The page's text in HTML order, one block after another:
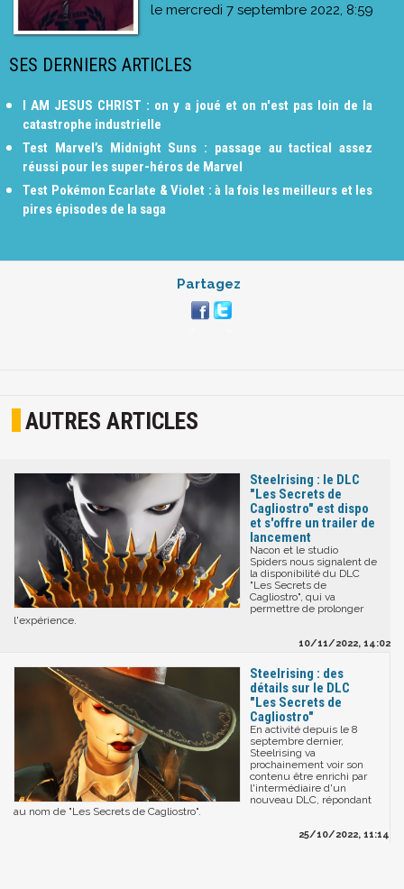
le mercredi 7 septembre 2022, 8:59
SES DERNIERS ARTICLES
I AM JESUS CHRIST : on y a joué et on n'est pas loin de la
catastrophe industrielle
Test Marvel’s Midnight Suns : passage au tactical assez
réussi pour les super-héros de Marvel
Test Pokémon Ecarlate & Violet : à la fois les meilleurs et les
pires épisodes de la saga
Partagez
AUTRES ARTICLES
Steelrising : le DLC
"Les Secrets de
Cagliostro" est dispo
et s'offre un trailer de
lancement
Nacon et le studio
Spiders nous signalent de
la disponibilité du DLC
"Les Secrets de
Cagliostro", qui va
permettre de prolonger
l'expérience.
10/11/2022, 14:02
Steelrising : des
détails sur le DLC
"Les Secrets de
Cagliostro"
En activité depuis le 8
septembre dernier,
Steelrising va
prochainement voir son
contenu être enrichi par
l'intermédiaire d'un
nouveau DLC, répondant
au nom de "Les Secrets de Cagliostro".
25/10/2022, 11:14